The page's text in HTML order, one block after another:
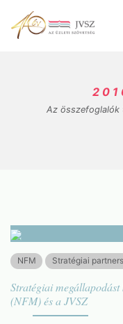
Az összefoglalók
NFM Stratégiai
Stratégiai
(NFM) és a JVSZ